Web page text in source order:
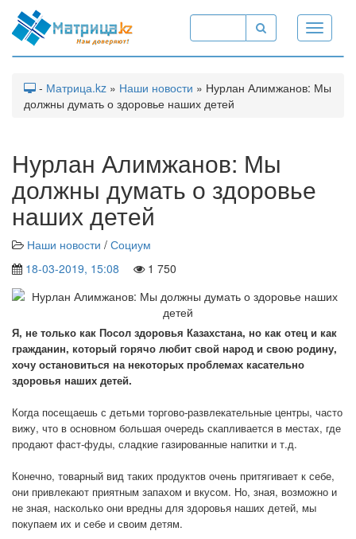
Toggle
- Матрица.kz » Наши новости » Нурлан Алимжанов: Мы
должны думать о здоровье наших детей
Нурлан Алимжанов: Мы
должны думать о здоровье
наших детей
Наши новости / Социум
18-03-2019, 15:08
1 750
Я, не только как Посол здоровья Казахстана, но как отец и как
гражданин, который горячо любит свой народ и свою родину,
хочу остановиться на некоторых проблемах касательно
здоровья наших детей.
Когда посещаешь с детьми торгово-развлекательные центры, часто
вижу, что в основном большая очередь скапливается в местах, где
продают фаст-фуды, сладкие газированные напитки и т.д.
Конечно, товарный вид таких продуктов очень притягивает к себе,
они привлекают приятным запахом и вкусом. Но, зная, возможно и
не зная, насколько они вредны для здоровья наших детей, мы
покупаем их и себе и своим детям.